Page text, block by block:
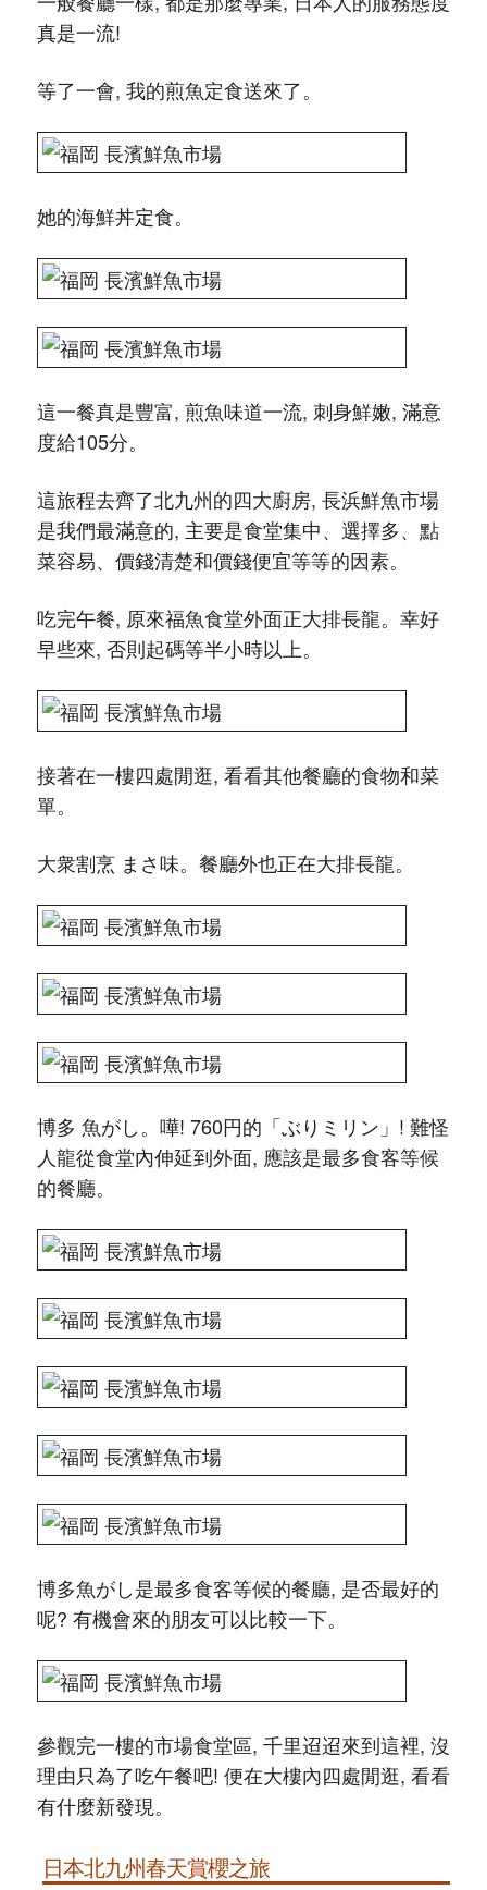
真是一流!
等了一會, 我的煎魚定食送來了。
她的海鮮丼定食。
這一餐真是豐富, 煎魚味道一流, 刺身鮮嫩, 滿意
度給105分。
這旅程去齊了北九州的四大廚房, 長浜鮮魚市場
是我們最滿意的, 主要是食堂集中、選擇多、點
菜容易、價錢清楚和價錢便宜等等的因素。
吃完午餐, 原來福魚食堂外面正大排長龍。幸好
早些來, 否則起碼等半小時以上。
接著在一樓四處閒逛, 看看其他餐廳的食物和菜
單。
大衆割烹 まさ味。餐廳外也正在大排長龍。
博多 魚がし。嘩! 760円的「ぶりミリン」! 難怪
人龍從食堂內伸延到外面, 應該是最多食客等候
的餐廳。
博多魚がし是最多食客等候的餐廳, 是否最好的
呢? 有機會來的朋友可以比較一下。
參觀完一樓的市場食堂區, 千里迢迢來到這裡, 沒
理由只為了吃午餐吧! 便在大樓內四處閒逛, 看看
有什麼新發現。
日本北九州春天賞櫻之旅